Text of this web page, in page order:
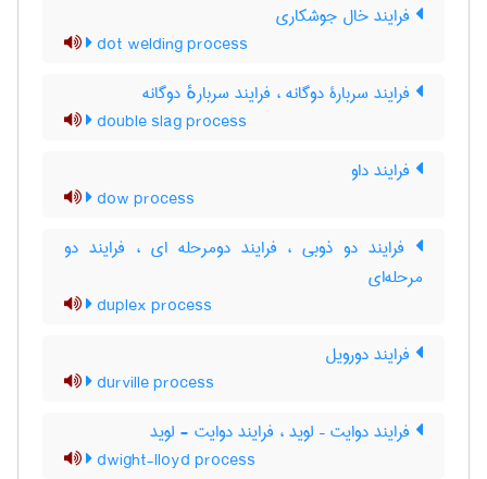
فرایند خال جوشکاری
dot welding process
فرایند سربارۀ دوگانه ، فرایند سربارهٔ دوگانه
double slag process
فرایند داو
dow process
فرایند دو ذوبی ، فرایند دومرحله ای ، فرایند دو
مرحله‌ای
duplex process
فرایند دورویل
durville process
فرایند دوایت – لوید ، فرایند دوایت - لوید
dwight-lloyd process